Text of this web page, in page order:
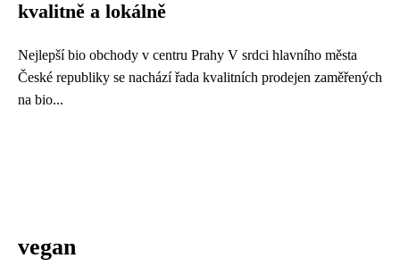
kvalitně a lokálně
Nejlepší bio obchody v centru Prahy V srdci hlavního města
České republiky se nachází řada kvalitních prodejen zaměřených
na bio...
vegan